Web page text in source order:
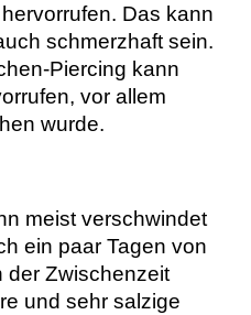
Das kann
schmerzhaft sein.
Piercing kann
vor allem
wurde.
meist verschwindet
ein paar Tagen von
der Zwischenzeit
und sehr salzige